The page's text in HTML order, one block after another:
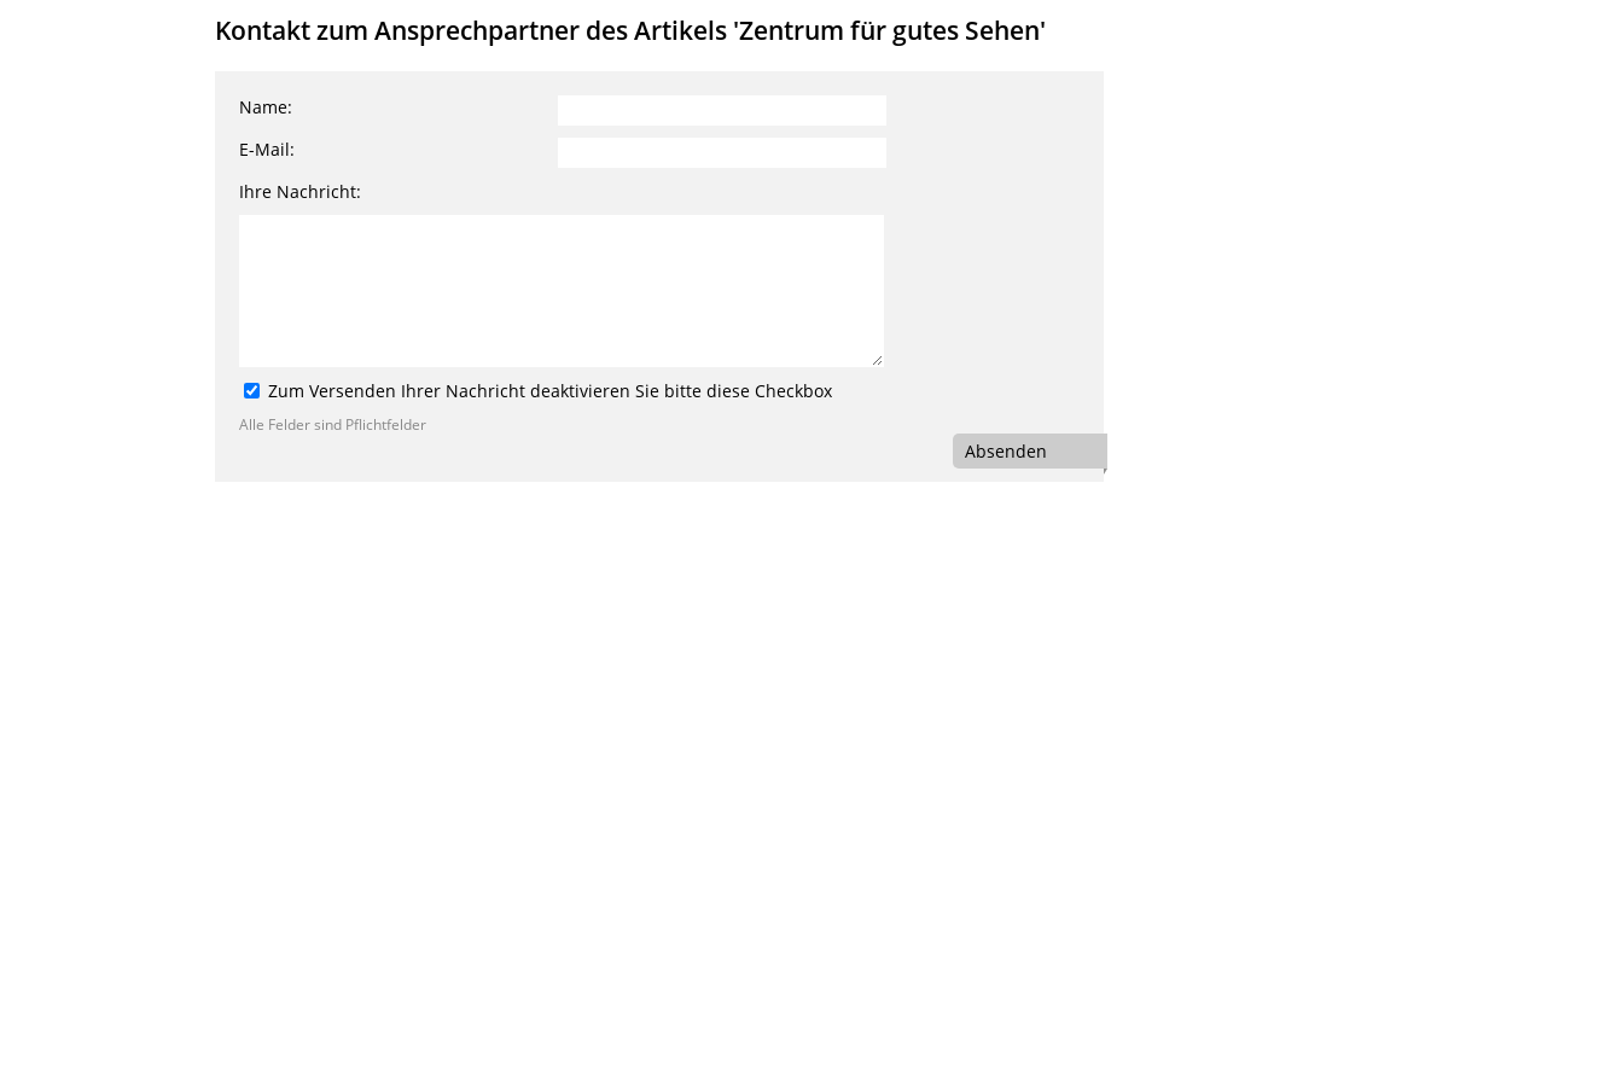
Kontakt zum Ansprechpartner des Artikels 'Zentrum für gutes Sehen'
Name:
E-Mail:
Ihre Nachricht:
Zum Versenden Ihrer Nachricht deaktivieren Sie bitte diese Checkbox
Alle Felder sind Pflichtfelder
Absenden